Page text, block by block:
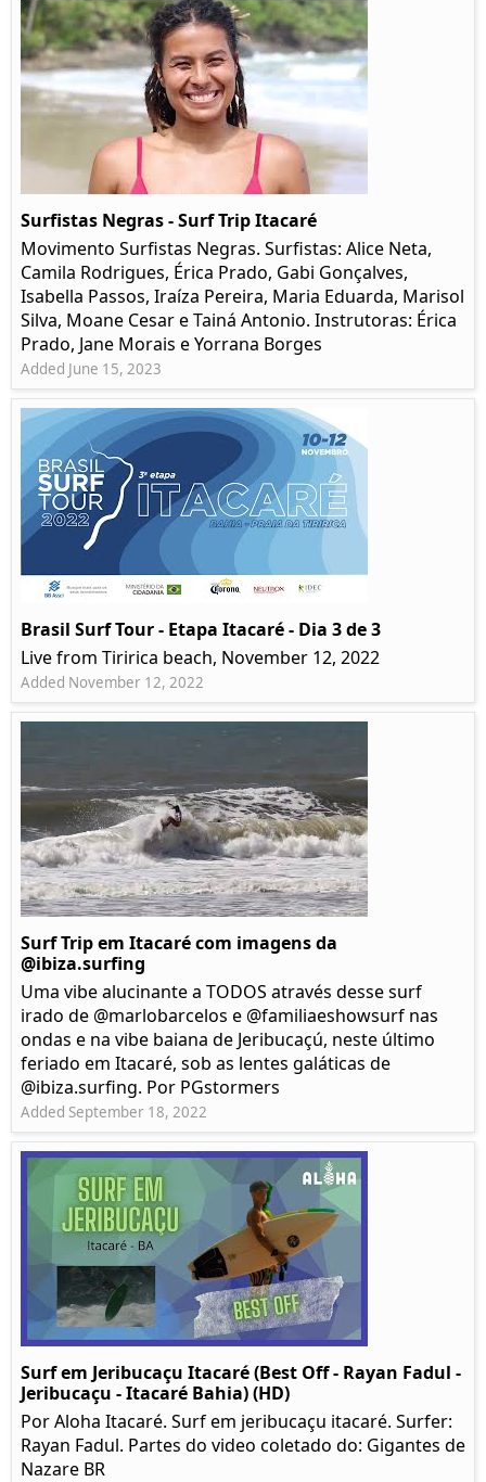
Surfistas Negras - Surf Trip Itacaré
Movimento Surfistas Negras. Surfistas: Alice Neta,
Camila Rodrigues, Érica Prado, Gabi Gonçalves,
Isabella Passos, Iraíza Pereira, Maria Eduarda, Marisol
Silva, Moane Cesar e Tainá Antonio. Instrutoras: Érica
Prado, Jane Morais e Yorrana Borges
Added June 15, 2023
Brasil Surf Tour - Etapa Itacaré - Dia 3 de 3
Live from Tiririca beach, November 12, 2022
Added November 12, 2022
Surf Trip em Itacaré com imagens da
@ibiza.surfing
Uma vibe alucinante a TODOS através desse surf
irado de @marlobarcelos e @familiaeshowsurf nas
ondas e na vibe baiana de Jeribucaçú, neste último
feriado em Itacaré, sob as lentes galáticas de
@ibiza.surfing. Por PGstormers
Added September 18, 2022
Surf em Jeribucaçu Itacaré (Best Off - Rayan Fadul -
Jeribucaçu - Itacaré Bahia) (HD)
Por Aloha Itacaré. Surf em jeribucaçu itacaré. Surfer:
Rayan Fadul. Partes do video coletado do: Gigantes de
Nazare BR